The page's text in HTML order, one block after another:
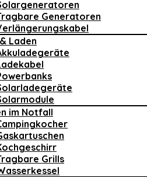
Generatoren
Laden
im Notfall
Grills